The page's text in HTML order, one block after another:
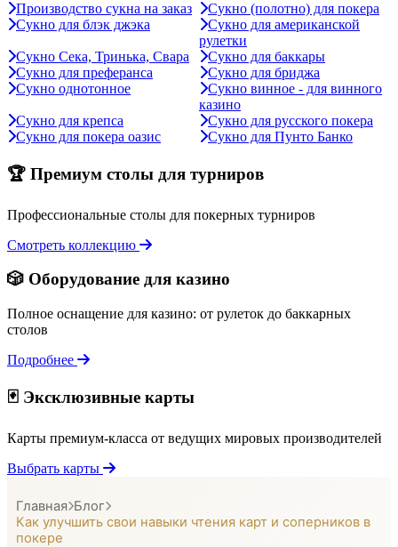
Производство сукна на заказ
Сукно (полотно) для покера
Сукно для блэк джэка
Сукно для американской
рулетки
Сукно Сека, Тринька, Свара
Сукно для баккары
Сукно для преферанса
Сукно для бриджа
Сукно однотонное
Сукно винное - для винного
казино
Сукно для крепса
Сукно для русского покера
Сукно для покера оазис
Сукно для Пунто Банко
🏆 Премиум столы для турниров
Профессиональные столы для покерных турниров
Смотреть коллекцию
🎲 Оборудование для казино
Полное оснащение для казино: от рулеток до баккарных
столов
Подробнее
🃏 Эксклюзивные карты
Карты премиум-класса от ведущих мировых производителей
Выбрать карты
Главная Блог
Как улучшить свои навыки чтения карт и соперников в
покере